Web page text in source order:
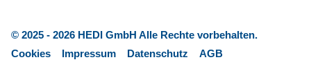
© 2025 - 2026 HEDI GmbH Alle Rechte vorbehalten.
Cookies
Impressum Datenschutz AGB